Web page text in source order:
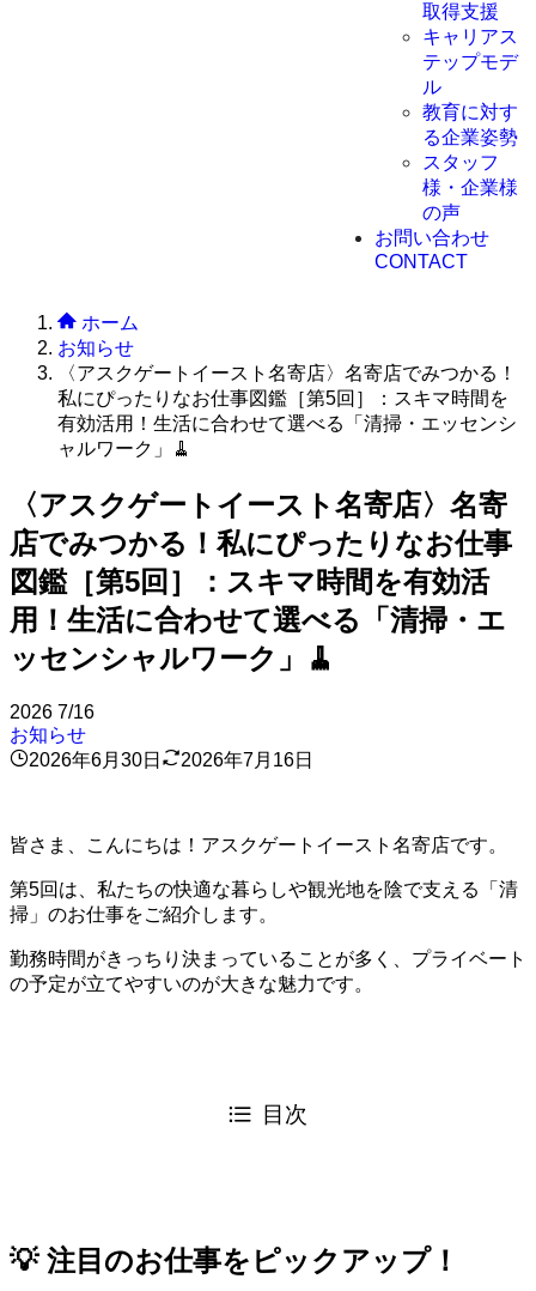
取得支援
キャリアス
テップモデ
ル
教育に対す
る企業姿勢
スタッフ
様・企業様
の声
お問い合わせ
CONTACT
ホーム
お知らせ
〈アスクゲートイースト名寄店〉名寄店でみつかる！
私にぴったりなお仕事図鑑［第5回］：スキマ時間を
有効活用！生活に合わせて選べる「清掃・エッセンシ
ャルワーク」🧹
〈アスクゲートイースト名寄店〉名寄
店でみつかる！私にぴったりなお仕事
図鑑［第5回］：スキマ時間を有効活
用！生活に合わせて選べる「清掃・エ
ッセンシャルワーク」🧹
2026 7/16
お知らせ
2026年6月30日
2026年7月16日
皆さま、こんにちは！アスクゲートイースト名寄店です。
第5回は、私たちの快適な暮らしや観光地を陰で支える「清
掃」のお仕事をご紹介します。
勤務時間がきっちり決まっていることが多く、プライベート
の予定が立てやすいのが大きな魅力です。
目次
💡 注目のお仕事をピックアップ！